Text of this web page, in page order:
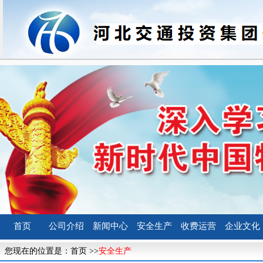
首页 公司介绍 新闻中心 安全生产 收费运营 企业文化
您现在的位置是： 首页 >>安全生产